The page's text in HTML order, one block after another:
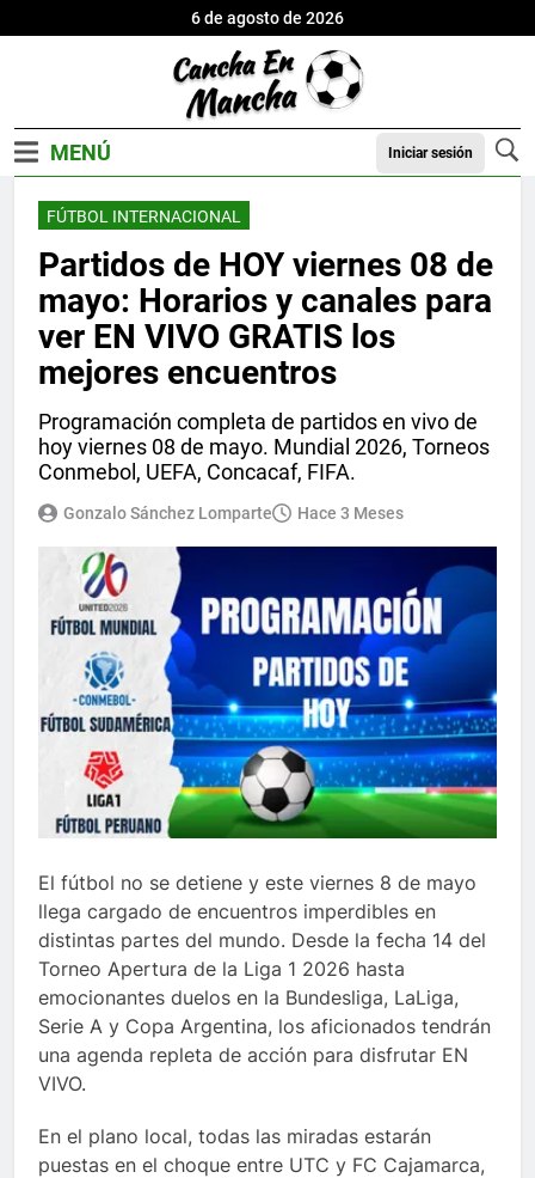
6 de agosto de 2026
Iniciar sesión
FÚTBOL INTERNACIONAL
Partidos de HOY viernes 08 de
mayo: Horarios y canales para
ver EN VIVO GRATIS los
mejores encuentros
Programación completa de partidos en vivo de
hoy viernes 08 de mayo. Mundial 2026, Torneos
Conmebol, UEFA, Concacaf, FIFA.
Gonzalo Sánchez Lomparte Hace 3 Meses
El fútbol no se detiene y este viernes 8 de mayo
llega cargado de encuentros imperdibles en
distintas partes del mundo. Desde la fecha 14 del
Torneo Apertura de la Liga 1 2026 hasta
emocionantes duelos en la Bundesliga, LaLiga,
Serie A y Copa Argentina, los aficionados tendrán
una agenda repleta de acción para disfrutar EN
VIVO.
En el plano local, todas las miradas estarán
puestas en el choque entre UTC y FC Cajamarca,